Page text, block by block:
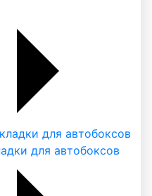
для автобоксов